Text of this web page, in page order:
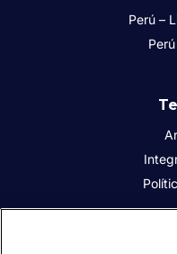
Perú –